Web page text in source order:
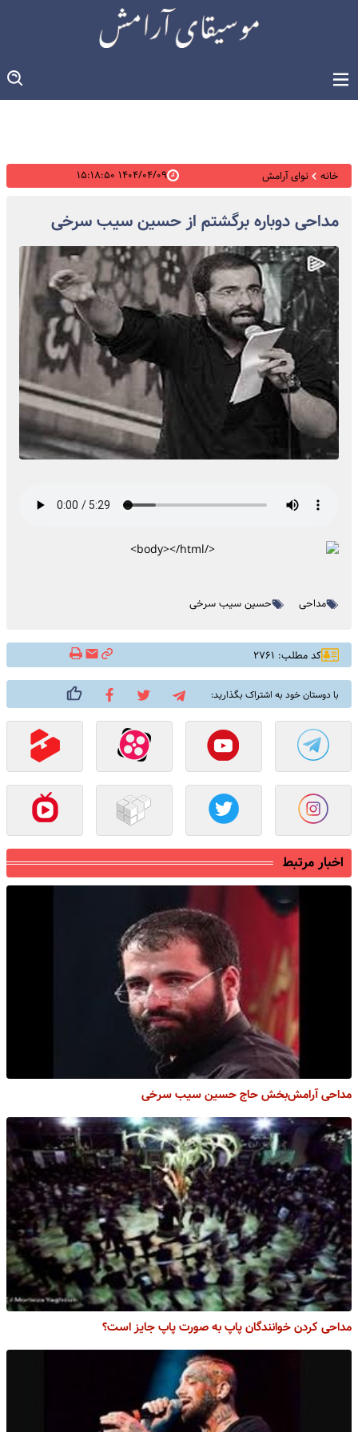
خانه نوای آرامش ۱۴۰۴/۰۴/۰۹ ۱۵:۱۸:۵۰
مداحی دوباره برگشتم از حسین سیب سرخی
مداحی حسین سیب سرخی
کد مطلب: ۲۷۶۱
با دوستان خود به اشتراک بگذارید:
اخبار مرتبط
مداحی آرامش‌بخش حاج حسین سیب سرخی
مداحی کردن خوانندگان پاپ به صورت پاپ جایز است؟